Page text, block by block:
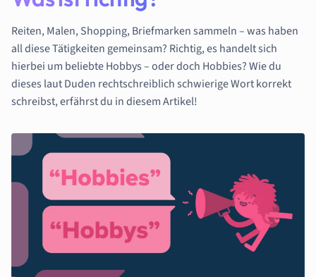
Reiten, Malen, Shopping, Briefmarken sammeln – was haben
all diese Tätigkeiten gemeinsam? Richtig, es handelt sich
hierbei um beliebte Hobbys – oder doch Hobbies? Wie du
dieses laut Duden rechtschreiblich schwierige Wort korrekt
schreibst, erfährst du in diesem Artikel!